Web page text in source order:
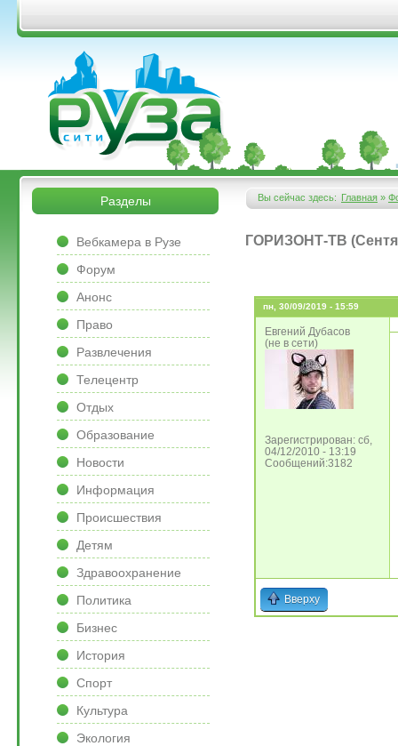
Перейти к основному содержанию
&bsps;
&bsps;
Вы сейчас здесь:
Вы здесь
Главная »
ГОРИЗОНТ-ТВ
пн, 30/09/2019 - 15:59
Евгений Дубасов
(не в сети)
Зарегистрирован: сб,
04/12/2010 - 13:19
Сообщений:3182
Вверху
Разделы
Вебкамера в Рузе
Форум
Анонс
Право
Развлечения
Телецентр
Отдых
Образование
Новости
Информация
Происшествия
Детям
Здравоохранение
Политика
Бизнес
История
Спорт
Культура
Экология